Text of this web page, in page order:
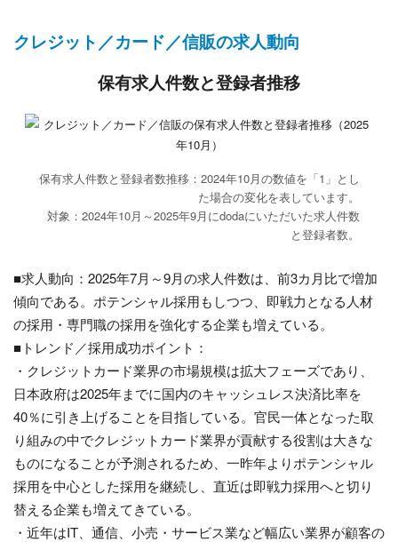
クレジット／カード／信販の求人動向
保有求人件数と登録者推移
保有求人件数と登録者数推移：2024年10月の数値を「1」とし
た場合の変化を表しています。
対象：2024年10月～2025年9月にdodaにいただいた求人件数
と登録者数。
■求人動向：2025年7月～9月の求人件数は、前3カ月比で増加
傾向である。ポテンシャル採用もしつつ、即戦力となる人材
の採用・専門職の採用を強化する企業も増えている。
■トレンド／採用成功ポイント：
・クレジットカード業界の市場規模は拡大フェーズであり、
日本政府は2025年までに国内のキャッシュレス決済比率を
40％に引き上げることを目指している。官民一体となった取
り組みの中でクレジットカード業界が貢献する役割は大きな
ものになることが予測されるため、一昨年よりポテンシャル
採用を中心とした採用を継続し、直近は即戦力採用へと切り
替える企業も増えてきている。
・近年はIT、通信、小売・サービス業など幅広い業界が顧客の